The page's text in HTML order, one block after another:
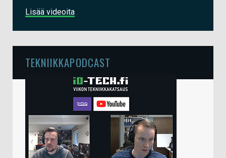
Lisää videoita
TEKNIIKKAPODCAST